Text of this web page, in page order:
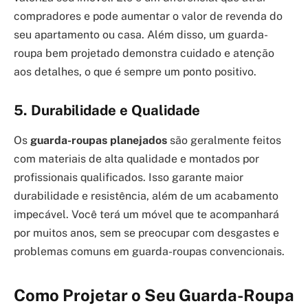
compradores e pode aumentar o valor de revenda do
seu apartamento ou casa. Além disso, um guarda-
roupa bem projetado demonstra cuidado e atenção
aos detalhes, o que é sempre um ponto positivo.
5. Durabilidade e Qualidade
Os guarda-roupas planejados são geralmente feitos
com materiais de alta qualidade e montados por
profissionais qualificados. Isso garante maior
durabilidade e resistência, além de um acabamento
impecável. Você terá um móvel que te acompanhará
por muitos anos, sem se preocupar com desgastes e
problemas comuns em guarda-roupas convencionais.
Como Projetar o Seu Guarda-Roupa